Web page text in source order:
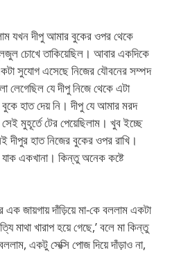
যখন দীপু আমার বুকের ওপর থেকে
চোখে তাকিয়েছিল। আবার একদিকে
সুযোগ এসেছে নিজের যৌবনের সম্পদ
লেগেছিল যে দীপু নিজে থেকে এটা
হাত দেয় নি। দীপু যে আমার মরদ
মুহূর্তে টের পেয়েছিলাম। খুব ইচ্ছে
দীপুর হাত নিজের বুকের ওপর রাখি।
যাক একখানা। কিন্তু অনেক কষ্টে
জায়গায় দাঁড়িয়ে মা-কে বললাম একটা
খারাপ হয়ে গেছে,’ বলে মা কিন্তু
একটু সেক্সি পোজ দিয়ে দাঁড়াও না,